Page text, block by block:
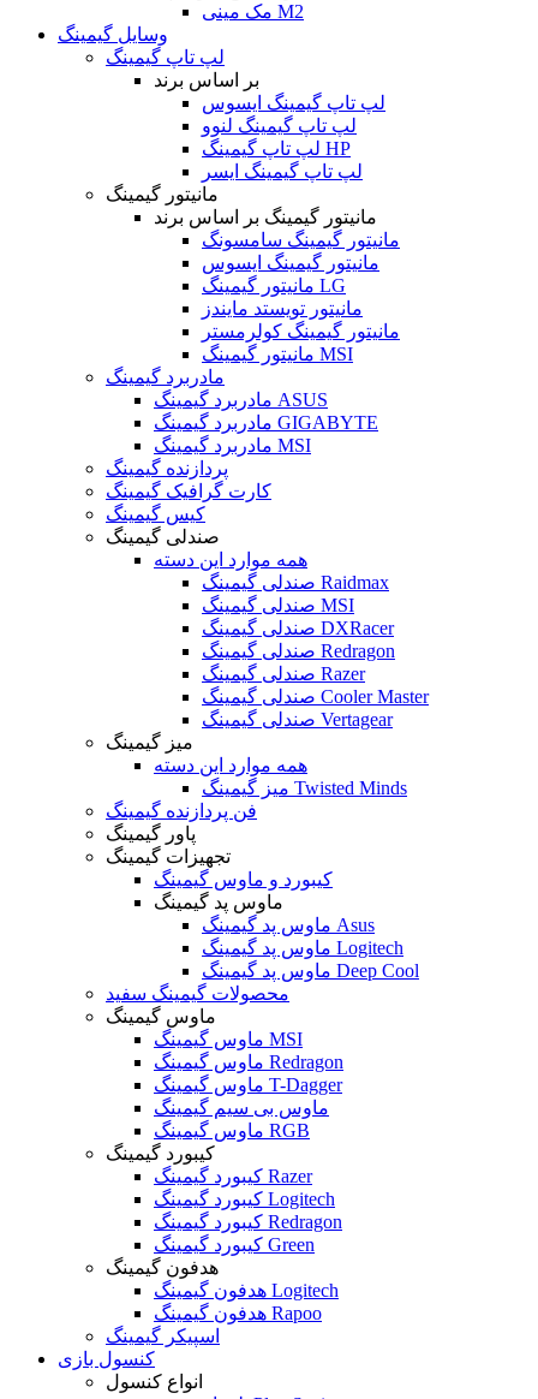
مک مینی M2
وسایل گیمینگ
لپ تاپ گیمینگ
بر اساس برند
لپ تاپ گیمینگ ایسوس
لپ تاپ گیمینگ لنوو
لپ تاپ گیمینگ HP
لپ تاپ گیمینگ ایسر
مانیتور گیمینگ
مانیتور گیمینگ بر اساس برند
مانیتور گیمینگ سامسونگ
مانیتور گیمینگ ایسوس
مانیتور گیمینگ LG
مانیتور تویستد مایندز
مانیتور گیمینگ کولرمستر
مانیتور گیمینگ MSI
مادربرد گیمینگ
مادربرد گیمینگ ASUS
مادربرد گیمینگ GIGABYTE
مادربرد گیمینگ MSI
پردازنده گیمینگ
کارت گرافیک گیمینگ
کیس گیمینگ
صندلی گیمینگ
همه موارد این دسته
صندلی گیمینگ Raidmax
صندلی گیمینگ MSI
صندلی گیمینگ DXRacer
صندلی گیمینگ Redragon
صندلی گیمینگ Razer
صندلی گیمینگ Cooler Master
صندلی گیمینگ Vertagear
میز گیمینگ
همه موارد این دسته
میز گیمینگ Twisted Minds
فن پردازنده گیمینگ
پاور گیمینگ
تجهیزات گیمینگ
کیبورد و ماوس گیمینگ
ماوس پد گیمینگ
ماوس پد گیمینگ Asus
ماوس پد گیمینگ Logitech
ماوس پد گیمینگ Deep Cool
محصولات گیمینگ سفید
ماوس گیمینگ
ماوس گیمینگ MSI
ماوس گیمینگ Redragon
ماوس گیمینگ T-Dagger
ماوس بی سیم گیمینگ
ماوس گیمینگ RGB
کیبورد گیمینگ
کیبورد گیمینگ Razer
کیبورد گیمینگ Logitech
کیبورد گیمینگ Redragon
کیبورد گیمینگ Green
هدفون گیمینگ
هدفون گیمینگ Logitech
هدفون گیمینگ Rapoo
اسپیکر گیمینگ
کنسول بازی
انواع کنسول